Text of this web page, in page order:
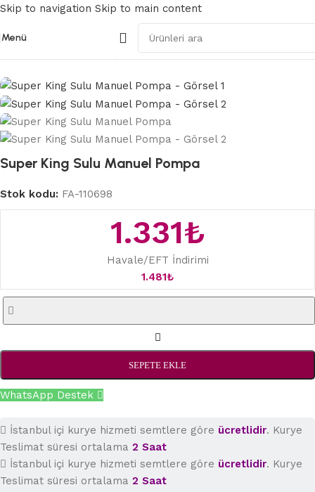
Skip to navigation Skip to main content
Menü
Penis Geliştirme
Super King Sulu Manuel Pompa
Stok kodu: FA-110698
1.331₺
Havale/EFT İndirimi
1.481₺
SEPETE EKLE
WhatsApp Destek
İstanbul içi kurye hizmeti semtlere göre ücretlidir. Kurye
Teslimat süresi ortalama 2 Saat
İstanbul içi kurye hizmeti semtlere göre ücretlidir. Kurye
Teslimat süresi ortalama 2 Saat